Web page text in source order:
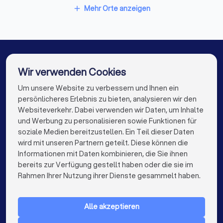
✓ Wie berechnen Sie Ihr Honorar - nach StBVV,
Pauschalpreise oder Stundensätze?
✓
Wie schnell reagieren Sie in der Regel auf
Anfragen?
✓ Gibt es eine Vertretung bei Urlaub oder
Krankheit?
Diese Unterlagen sollten Sie mitbringen
Letzte Steuerbescheide
Übersicht über Einkunftsarten (Mieten, Kapitalerträge etc.)
Steuerberater in Meuselwitz
Steuerberater in Altenburg
Steuerberater in Apolda
Steuerberater in Berlin
Steuerberater in Hamburg
Steuerberater in München
Steuerberater in Köln
Steuerberater in Frankfurt am Main
Steuerberater in Stuttgart
Steuerberater in Dortmund
Steuerberater in Essen
add Mehr Orte anzeigen
Die besten Steuerberater für Sie
info@trustlocal.de
FÜR PRIVATPERSONEN
Wir verwenden Cookies
Um unsere Website zu verbessern und Ihnen ein
persönlicheres Erlebnis zu bieten, analysieren wir den
Websiteverkehr. Dabei verwenden wir Daten, um Inhalte
und Werbung zu personalisieren sowie Funktionen für
soziale Medien bereitzustellen. Ein Teil dieser Daten
wird mit unseren Partnern geteilt. Diese können die
Informationen mit Daten kombinieren, die Sie ihnen
bereits zur Verfügung gestellt haben oder die sie im
Rahmen Ihrer Nutzung ihrer Dienste gesammelt haben.
Alle akzeptieren